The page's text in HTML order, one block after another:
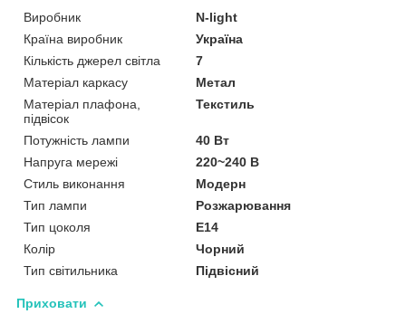
Виробник
N-light
Країна виробник
Україна
Кількість джерел світла
7
Матеріал каркасу
Метал
Матеріал плафона,
підвісок
Текстиль
Потужність лампи
40 Вт
Напруга мережі
220~240 В
Стиль виконання
Модерн
Тип лампи
Розжарювання
Тип цоколя
E14
Колір
Чорний
Тип світильника
Підвісний
Приховати